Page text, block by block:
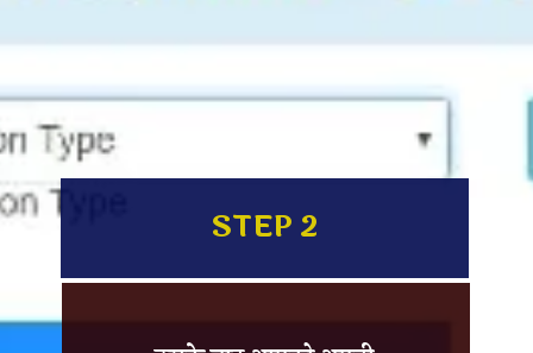
STEP 2